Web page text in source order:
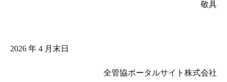
敬具
2026 年 4 月末日
全管協ポータルサイト株式会社